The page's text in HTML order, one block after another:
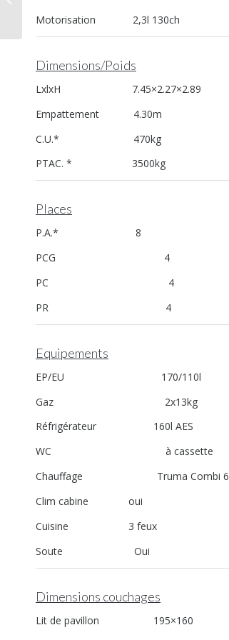
Motorisation 2,3l 130ch
Dimensions/Poids
LxlxH 7.45×2.27×2.89
Empattement 4.30m
C.U.* 470kg
PTAC. * 3500kg
Places
P.A.* 8
PCG 4
PC 4
PR 4
Equipements
EP/EU 170/110l
Gaz 2x13kg
Réfrigérateur 160l AES
WC à cassette
Chauffage Truma Combi 6
Clim cabine oui
Cuisine 3 feux
Soute Oui
Dimensions couchages
Lit de pavillon 195×160
la française